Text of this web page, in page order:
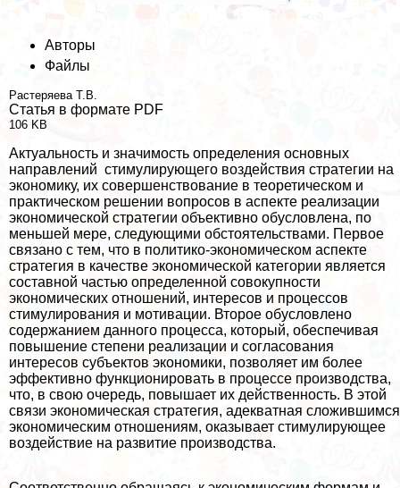
Авторы
Файлы
Растеряева Т.В.
Статья в формате PDF
106 KB
Актуальность и значимость определения основных
направлений стимулирующего воздействия стратегии на
экономику, их совершенствование в теоретическом и
пpaктическом решении вопросов в аспекте реализации
экономической стратегии объективно обусловлена, по
меньшей мере, следующими обстоятельствами. Первое
связано с тем, что в политико-экономическом аспекте
стратегия в качестве экономической категории является
составной частью определенной совокупности
экономических отношений, интересов и процессов
стимулирования и мотивации. Второе обусловлено
содержанием данного процесса, который, обеспечивая
повышение степени реализации и согласования
интересов субъектов экономики, позволяет им более
эффективно функционировать в процессе производства,
что, в свою очередь, повышает их действенность. В этой
связи экономическая стратегия, адекватная сложившимся
экономическим отношениям, оказывает стимулирующее
воздействие на развитие производства.